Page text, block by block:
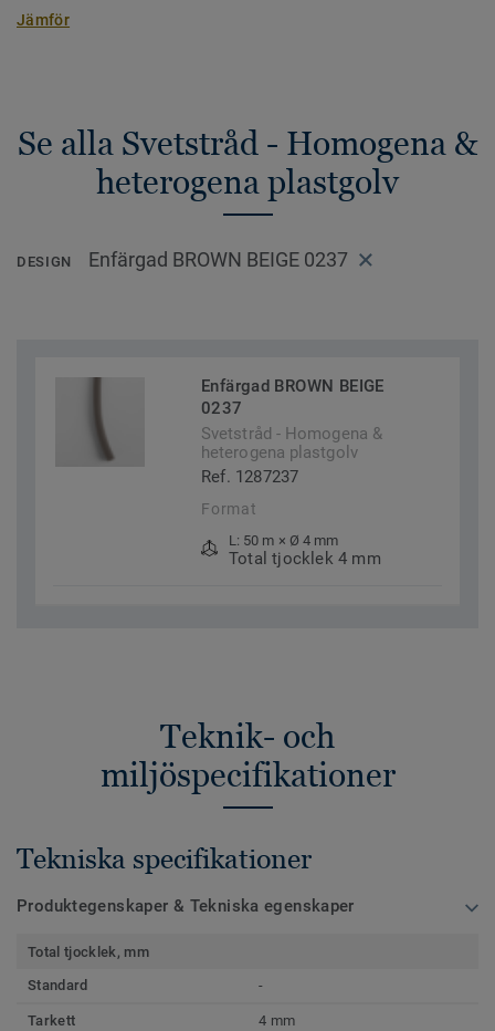
Jämför
Se alla Svetstråd - Homogena &
heterogena plastgolv
DESIGN Enfärgad BROWN BEIGE 0237
Enfärgad BROWN BEIGE
0237
Svetstråd - Homogena &
heterogena plastgolv
Ref. 1287237
Format
L: 50 m × Ø 4 mm
Total tjocklek 4 mm
Teknik- och
miljöspecifikationer
Tekniska specifikationer
Produktegenskaper & Tekniska egenskaper
Total tjocklek, mm
Standard
-
Tarkett 4 mm